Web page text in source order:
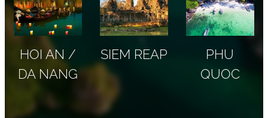
HOI AN /
DA NANG
SIEM REAP
PHU
QUOC